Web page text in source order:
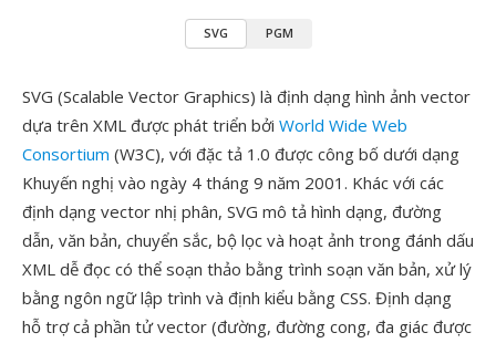
SVG PGM
SVG (Scalable Vector Graphics) là định dạng hình ảnh vector
dựa trên XML được phát triển bởi World Wide Web
Consortium (W3C), với đặc tả 1.0 được công bố dưới dạng
Khuyến nghị vào ngày 4 tháng 9 năm 2001. Khác với các
định dạng vector nhị phân, SVG mô tả hình dạng, đường
dẫn, văn bản, chuyển sắc, bộ lọc và hoạt ảnh trong đánh dấu
XML dễ đọc có thể soạn thảo bằng trình soạn văn bản, xử lý
bằng ngôn ngữ lập trình và định kiểu bằng CSS. Định dạng
hỗ trợ cả phần tử vector (đường, đường cong, đa giác được